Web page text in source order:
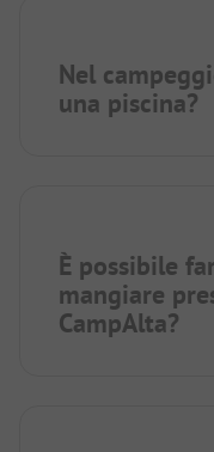
Nel
una piscina?
È possibile
mangiare
CampAlta?